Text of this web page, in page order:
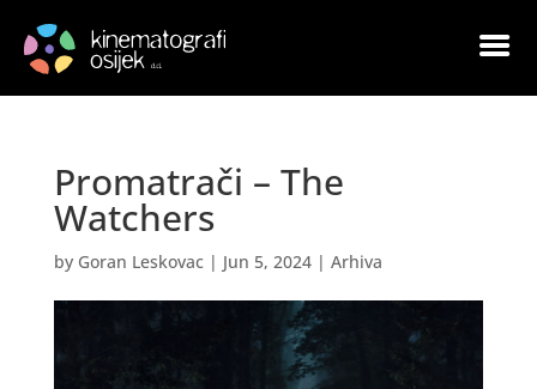
Promatrači – The
Watchers
by Goran Leskovac| Jun 5, 2024| Arhiva